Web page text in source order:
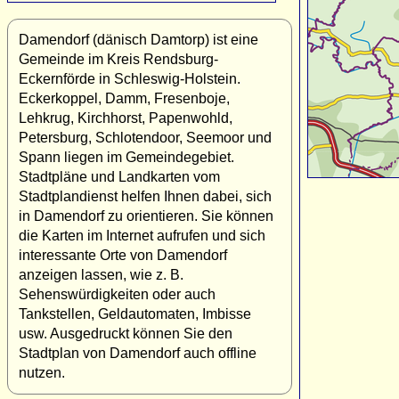
Damendorf (dänisch Damtorp) ist eine
Gemeinde im Kreis Rendsburg-
Eckernförde in Schleswig-Holstein.
Eckerkoppel, Damm, Fresenboje,
Lehkrug, Kirchhorst, Papenwohld,
Petersburg, Schlotendoor, Seemoor und
Spann liegen im Gemeindegebiet.
Stadtpläne und Landkarten vom
Stadtplandienst helfen Ihnen dabei, sich
in Damendorf zu orientieren. Sie können
die Karten im Internet aufrufen und sich
interessante Orte von Damendorf
anzeigen lassen, wie z. B.
Sehenswürdigkeiten oder auch
Tankstellen, Geldautomaten, Imbisse
usw. Ausgedruckt können Sie den
Stadtplan von Damendorf auch offline
nutzen.